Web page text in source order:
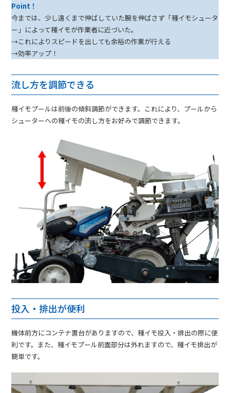
Point！
今までは、少し遠くまで伸ばしていた腕を伸ばさず「種イモシュータ
ー」によって種イモが作業者に近づいた。
→これによりスピードを出しても余裕の作業が行える
→効率アップ！
流し方を調節できる
種イモプールは前後の傾斜調節ができます。これにより、プールから
シューターへの種イモの流し方をお好みで調節できます。
投入・排出が便利
機体前方にコンテナ置台がありますので、種イモ投入・排出の際に便
利です。また、種イモプール前面部分は外れますので、種イモ排出が
簡単です。